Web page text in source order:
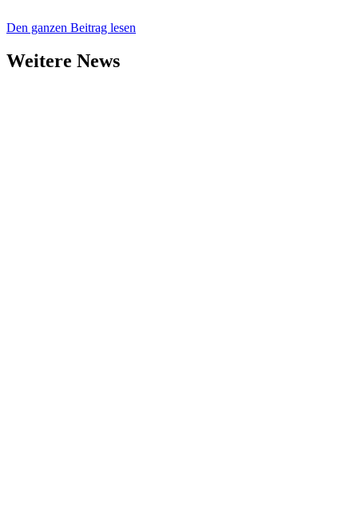
Den ganzen Beitrag lesen
Weitere News